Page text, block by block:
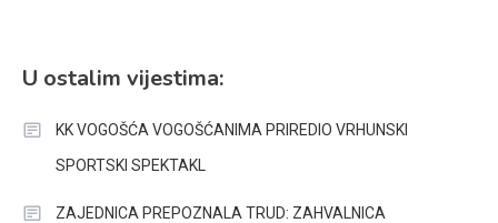
U ostalim vijestima:
KK VOGOŠĆA VOGOŠĆANIMA PRIREDIO VRHUNSKI
SPORTSKI SPEKTAKL
ZAJEDNICA PREPOZNALA TRUD: ZAHVALNICA